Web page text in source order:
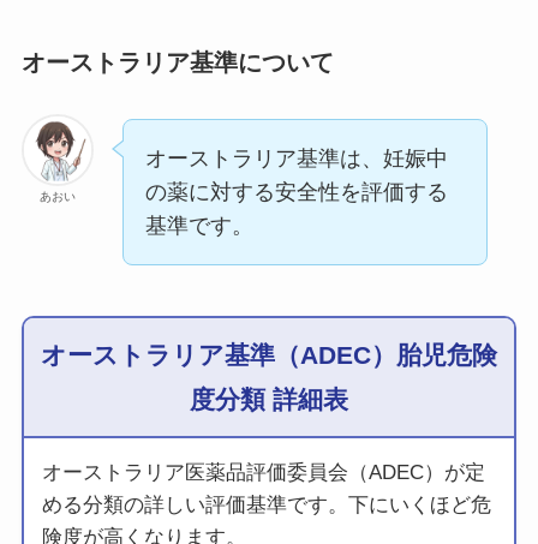
オーストラリア基準について
あおい
オーストラリア基準は、妊娠中
の薬に対する安全性を評価する
基準です。
オーストラリア基準（ADEC）胎児危険
度分類 詳細表
オーストラリア医薬品評価委員会（ADEC）が定
める分類の詳しい評価基準です。下にいくほど危
険度が高くなります。